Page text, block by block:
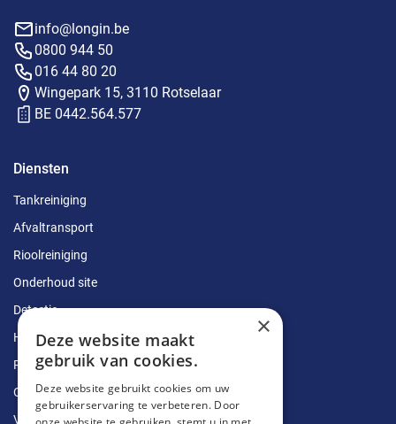
info@longin.be
0800 944 50
016 44 80 20
Wingepark 15, 3110 Rotselaar
BE 0442.564.577
Diensten
Tankreiniging
Afvaltransport
Rioolreiniging
Onderhoud site
Detectie
Herstellingen
Ruimingen
Ontstoppingen
Vetputten
×
Deze website maakt
gebruik van cookies.
Deze website gebruikt cookies om uw
gebruikerservaring te verbeteren. Door